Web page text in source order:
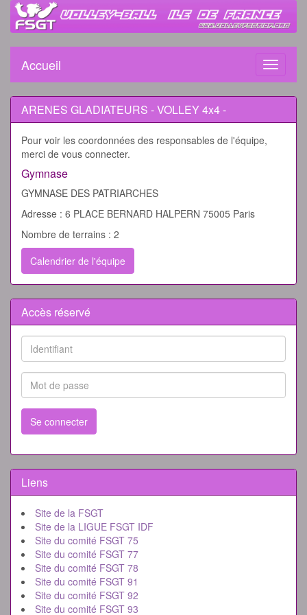
Toggle
Accueil
ARENES GLADIATEURS - VOLLEY 4x4 -
Pour voir les coordonnées des responsables de l'équipe,
merci de vous connecter.
Gymnase
GYMNASE DES PATRIARCHES
Adresse : 6 PLACE BERNARD HALPERN 75005 Paris
Nombre de terrains : 2
Calendrier de l'équipe
Accès réservé
Se connecter
Liens
Site de la FSGT
Site de la LIGUE FSGT IDF
Site du comité FSGT 75
Site du comité FSGT 77
Site du comité FSGT 78
Site du comité FSGT 91
Site du comité FSGT 92
Site du comité FSGT 93